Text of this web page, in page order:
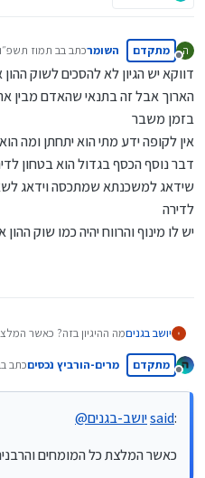
ה
מנותק
מתקדם השומרכתב בב תמוז תשפ״ו,
נערך לאחרונה על
דווקא יש הגיון לא להסכים לשוק
הארוך אבל זה בתנאי שהאדם מבין
בזמן משבר
אין לקופה ידע מתי הוא יתחתן ומה
דבר נוסף הכסף בגדול הוא בטחון
שידאג למשכנתא שמתכסה וידאג לשאר
לדירה
יש לו מינוף והרווח יהיה כמו שוק
יושב בגניםמה ההיגיון בזה? כאשר
יהיה שונה ולא לפתוח לו
מנותק
מתקדם מרים-הורביץ נכסיםכתב ב
נערך
@יושב-בגניםsaid:
כאשר המלצת כל המומחים